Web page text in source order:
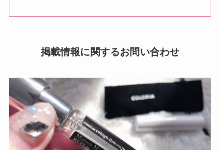
掲載情報に関するお問い合わせ